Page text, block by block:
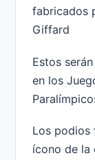
fabricados
Giffard
Estos
en los
Los podios
ícono de la